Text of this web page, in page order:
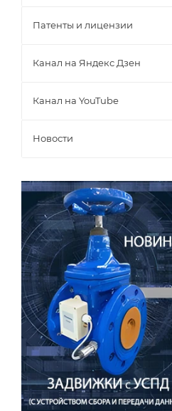
Патенты и лицензии
Канал на Яндекс Дзен
Канал на YouTube
Новости